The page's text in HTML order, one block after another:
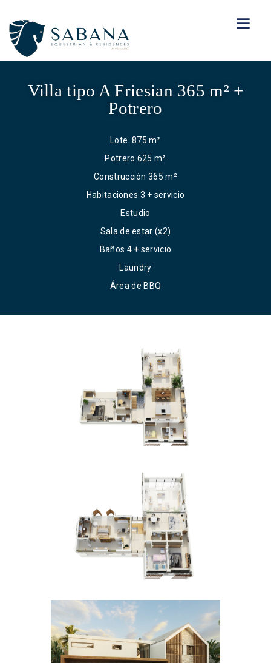
Villa tipo A Friesian 365 m² +
Potrero
Lote 875 m²
Potrero 625 m²
Construcción 365 m²
Habitaciones 3 + servicio
Estudio
Sala de estar (x2)
Baños 4 + servicio
Laundry
Área de BBQ